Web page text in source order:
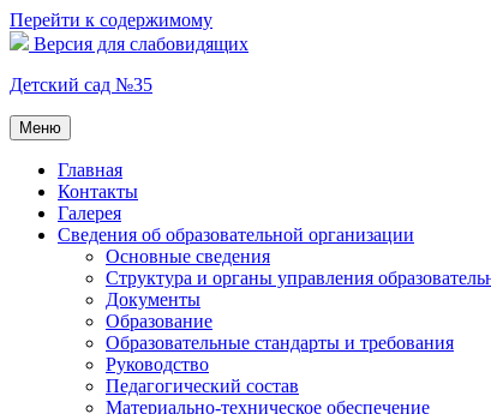
Перейти к содержимому
Версия для слабовидящих
Детский сад №35
Меню
Главная
Контакты
Галерея
Сведения об образовательной организации
Основные сведения
Структура и органы управления
Документы
Образование
Образовательные стандарты и требования
Руководство
Педагогический состав
Материально-техническое обеспечение